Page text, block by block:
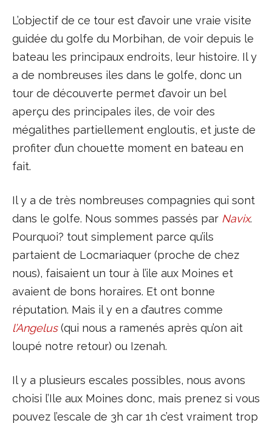
L’objectif de ce tour est d’avoir une vraie visite
guidée du golfe du Morbihan, de voir depuis le
bateau les principaux endroits, leur histoire. Il y
a de nombreuses iles dans le golfe, donc un
tour de découverte permet d’avoir un bel
aperçu des principales iles, de voir des
mégalithes partiellement engloutis, et juste de
profiter d’un chouette moment en bateau en
fait.
Il y a de très nombreuses compagnies qui sont
dans le golfe. Nous sommes passés par Navix.
Pourquoi? tout simplement parce qu’ils
partaient de Locmariaquer (proche de chez
nous), faisaient un tour à l’ile aux Moines et
avaient de bons horaires. Et ont bonne
réputation. Mais il y en a d’autres comme
l’Angelus (qui nous a ramenés après qu’on ait
loupé notre retour) ou Izenah.
Il y a plusieurs escales possibles, nous avons
choisi l’Ile aux Moines donc, mais prenez si vous
pouvez l’escale de 3h car 1h c’est vraiment trop